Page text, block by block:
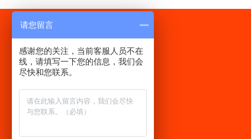
请您留言
感谢您的关注，当前客服人员不在
线，请填写一下您的信息，我们会
尽快和您联系。